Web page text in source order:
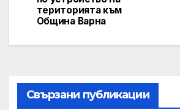
територията към
Община Варна
Свързани публикации